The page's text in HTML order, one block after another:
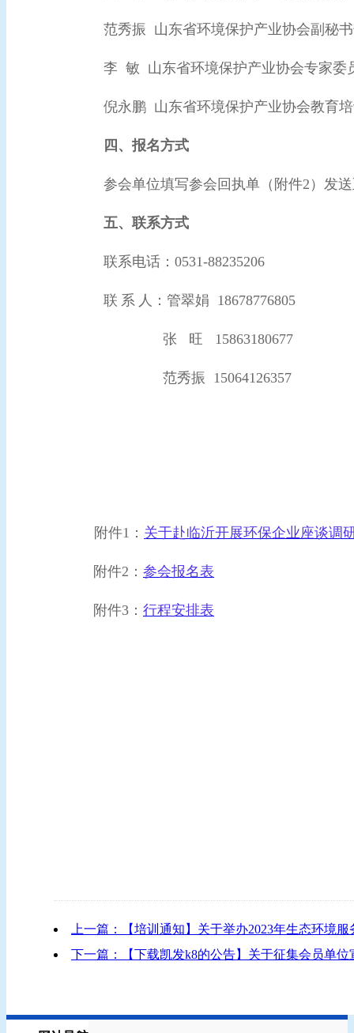
范秀振 山东省环境保护产业协会副秘
李 敏 山东省环境保护产业协会专家委
倪永鹏山东省环境保护产业协会教育
四、报名方式
参会单位填写参会回执单（附件2）发
五、 联系方式
联系电话： 0531-88235206
联 系 人：管翠娟 18678776805
张 旺 15863180677
范秀振 15064126357
附件1： 关于赴临沂开展环保企业座谈调
附件2： 参会报名表
附件3 ： 行程安排表
上一篇：【培训通知】关于举办2023年生态环境
下一篇：【下载凯发k8的公告】关于征集会员单位